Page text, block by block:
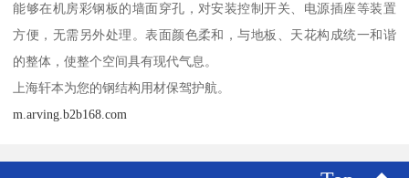
能够在机房彩钢板的墙面穿孔，对安装控制开关、电源插座等装置
方便，无需另外处理。表面颜色柔和，与地板、天花构成统一和谐
的整体，使整个空间具有现代气息。
上海轩本为您的钢结构用材保驾护航。
m.arving.b2b168.com